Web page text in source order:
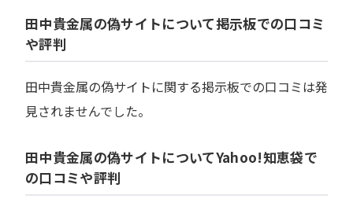
田中貴金属の偽サイトについて掲示板での口コミ
や評判
田中貴金属の偽サイトに関する掲示板での口コミは発
見されませんでした。
田中貴金属の偽サイトについてYahoo!知恵袋で
の口コミや評判